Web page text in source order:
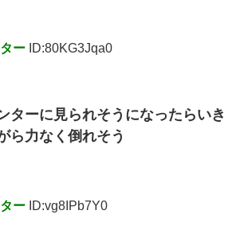
ー ID:80KG3Jqa0
ターに見られそうになったらいき
ら力なく倒れそう
ー ID:vg8IPb7Y0